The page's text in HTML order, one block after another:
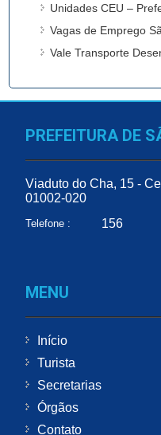
Unidades CEU –
Vagas de Emprego
Vale Transporte
PREFEITURA DE
Viaduto do Cha, 15 -
01002-020
Telefone : 156
MENU
Início
Turista
Secretarias
Órgãos
Contato